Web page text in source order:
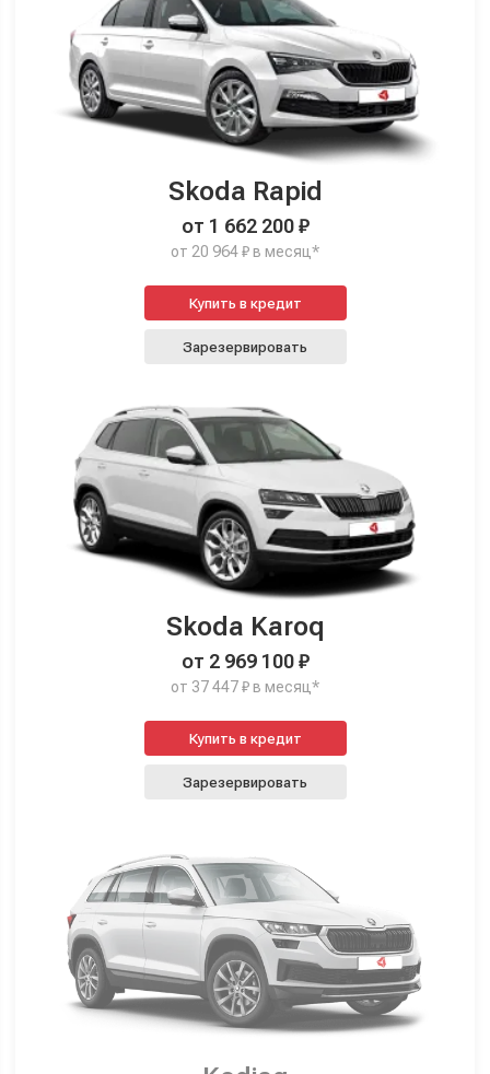
Skoda Rapid
от 1 662 200 ₽
от 20 964 ₽ в месяц*
Купить в кредит
Зарезервировать
Skoda Karoq
от 2 969 100 ₽
от 37 447 ₽ в месяц*
Купить в кредит
Зарезервировать